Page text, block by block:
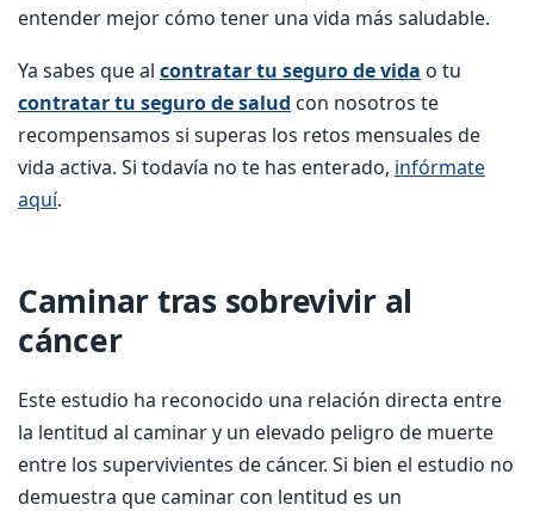
entender mejor cómo tener una vida más saludable.
Ya sabes que al contratar tu seguro de vida o tu
contratar tu seguro de salud con nosotros te
recompensamos si superas los retos mensuales de
vida activa. Si todavía no te has enterado, infórmate
aquí.
Caminar tras sobrevivir al
cáncer
Este estudio ha reconocido una relación directa entre
la lentitud al caminar y un elevado peligro de muerte
entre los supervivientes de cáncer. Si bien el estudio no
demuestra que caminar con lentitud es un